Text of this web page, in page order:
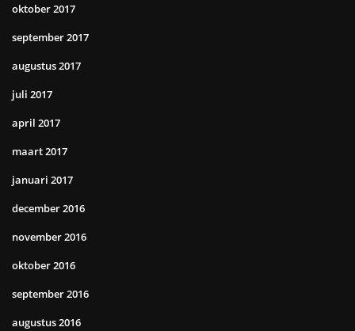
oktober 2017
september 2017
augustus 2017
juli 2017
april 2017
maart 2017
januari 2017
december 2016
november 2016
oktober 2016
september 2016
augustus 2016